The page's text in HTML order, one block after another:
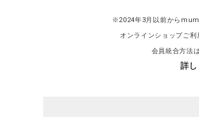
※2024年3月以前から
オンラインショップご利
会員統合方法
詳